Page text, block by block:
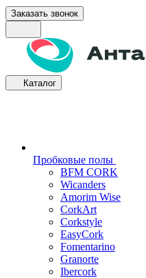
Заказать звонок
Каталог
Пробковые полы
BFM CORK
Wicanders
Amorim Wise
CorkArt
Corkstyle
EasyCork
Fomentarino
Granorte
Ibercork